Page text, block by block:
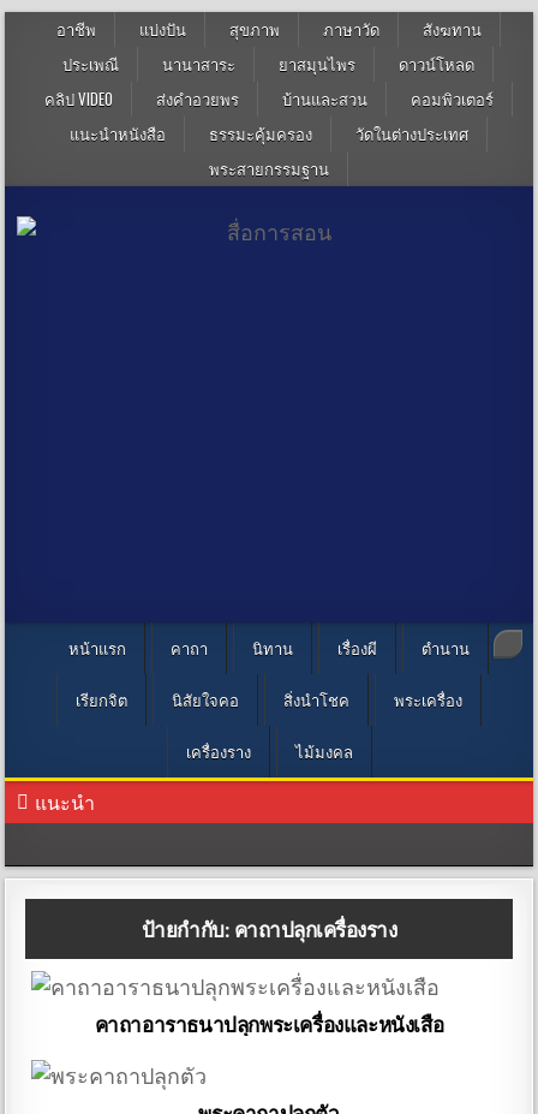
อาชีพ แบ่งปัน สุขภาพ ภาษาวัด
สังฆทาน
ประเพณี
นานาสาระ ยาสมุนไพร
ดาวน์โหลด
คลิป VIDEO
ส่งคำอวยพร บ้านและสวน
คอมพิวเตอร์
แนะนำหนังสือ
ธรรมะคุ้มครอง
วัดในต่างประเทศ
พระสายกรรมฐาน
หน้าแรก คาถา นิทาน เรื่องผี ตำนาน
เรียกจิต นิสัยใจคอ สิ่งนำโชค พระเครื่อง
เครื่องราง ไม้มงคล
แนะนำ
ป้ายกำกับ: คาถาปลุกเครื่องราง
คาถาอาราธนาปลุกพระเครื่องและหนังเสือ